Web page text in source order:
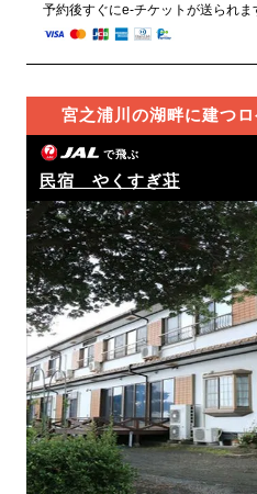
予約後すぐにe-チケットが送られま
宮之浦川の湖畔に建つ
で飛ぶ
民宿 やくすぎ荘